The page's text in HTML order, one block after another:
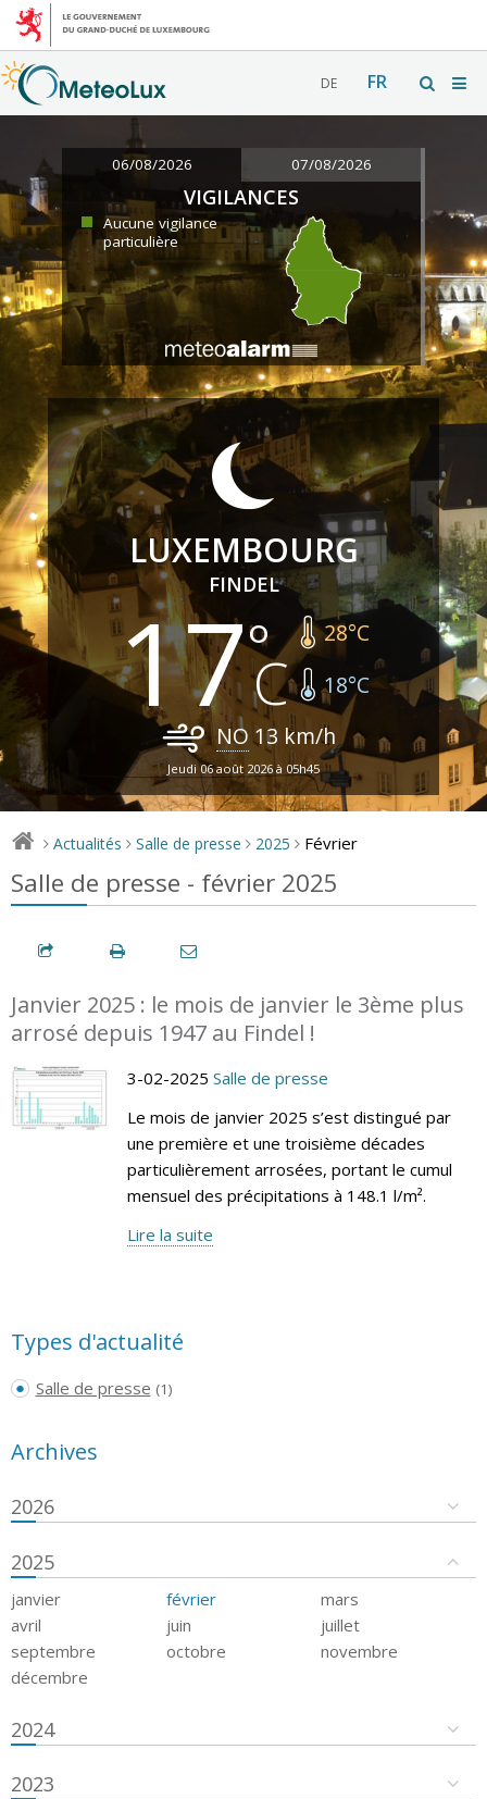
DE FR
06/08/2026 07/08/2026
VIGILANCES
Aucune vigilance
particulière
LUXEMBOURG
FINDEL
17 28°C
18°C
NO 13 km/h
Jeudi 06 août 2026 à 05h45
> Actualités > Salle de presse > 2025 > Février
Salle de presse - février 2025
Janvier 2025 : le mois de janvier le 3ème plus
arrosé depuis 1947 au Findel !
3-02-2025 Salle de presse
Le mois de janvier 2025 s’est distingué par
une première et une troisième décades
particulièrement arrosées, portant le cumul
mensuel des précipitations à 148.1 l/m².
Lire la suite
Types d'actualité
Salle de presse (1)
Archives
2026
2025
janvier février
mars
avril
juin
juillet
septembre
octobre
novembre
décembre
2024
2023